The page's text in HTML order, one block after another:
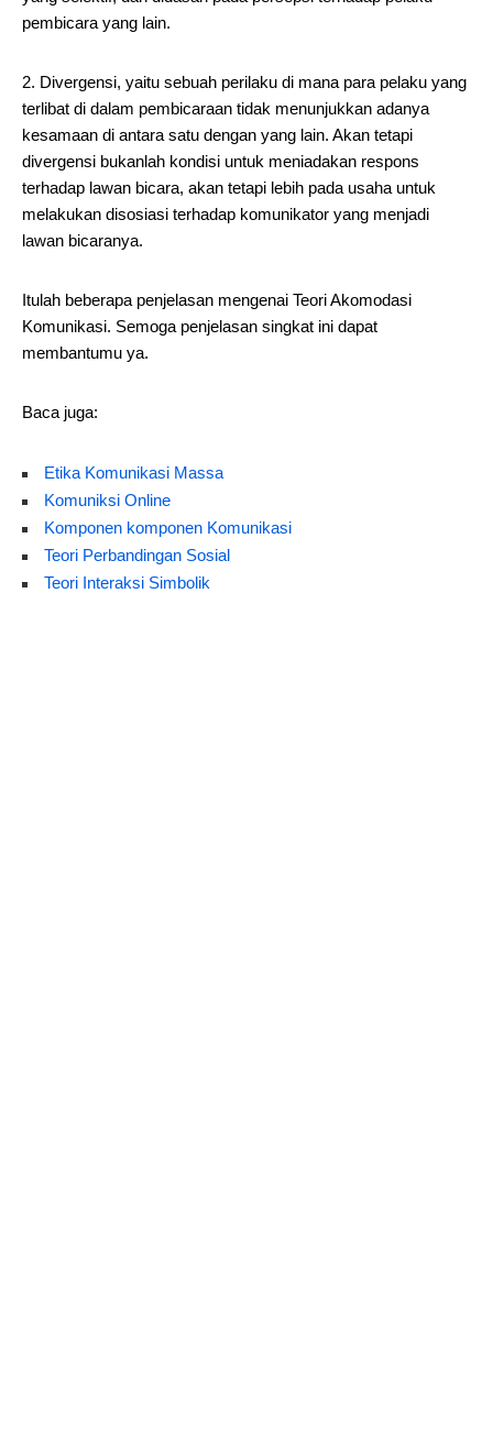
pembicara yang lain.
2. Divergensi, yaitu sebuah perilaku di mana para pelaku yang
terlibat di dalam pembicaraan tidak menunjukkan adanya
kesamaan di antara satu dengan yang lain. Akan tetapi
divergensi bukanlah kondisi untuk meniadakan respons
terhadap lawan bicara, akan tetapi lebih pada usaha untuk
melakukan disosiasi terhadap komunikator yang menjadi
lawan bicaranya.
Itulah beberapa penjelasan mengenai Teori Akomodasi
Komunikasi. Semoga penjelasan singkat ini dapat
membantumu ya.
Baca juga:
Etika Komunikasi Massa
Komuniksi Online
Komponen komponen Komunikasi
Teori Perbandingan Sosial
Teori Interaksi Simbolik